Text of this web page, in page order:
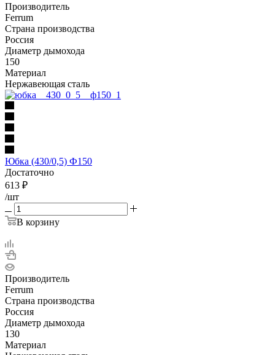
Производитель
Ferrum
Страна производства
Россия
Диаметр дымохода
150
Материал
Нержавеющая сталь
Юбка (430/0,5) Ф150
Достаточно
613 ₽
/шт
В корзину
Производитель
Ferrum
Страна производства
Россия
Диаметр дымохода
130
Материал